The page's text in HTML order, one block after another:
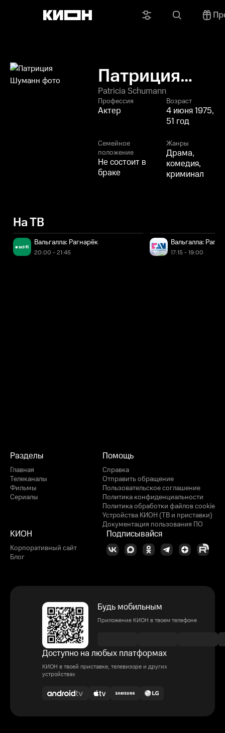
Патриция
Шуманн
Patricia Schumann
Профессия
Актер
Возраст
4 июня 1975,
51 год
Семейное
положение
Не состоит в
браке
Жанры
Драма,
комедия,
криминал
На ТВ
Вальгалла: Рагнарёк
20:00 - 21:45
Вальгалла:
17:15 - 19:00
Разделы
Главная
Телеканалы
Фильмы
Сериалы
Помощь
Справка
Отправить обращение
Пользовательское соглашение
Политика конфиденциальности
Политика обработки файлов cookie
Устройства КИОН (ТВ и приставки)
Документация пользования ПО
КИОН
Корпоративный сайт
Блог
Подписывайся
Будь мобильным
Приложение КИОН в твоем телефоне
Доступно на любых платформах
КИОН в твоей приставке, телевизоре и других
устройствах